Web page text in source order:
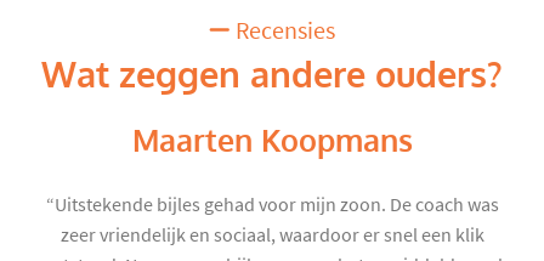
Recensies
Wat zeggen andere ouders?
Maarten Koopmans
“Uitstekende bijles gehad voor mijn zoon. De coach was
zeer vriendelijk en sociaal, waardoor er snel een klik